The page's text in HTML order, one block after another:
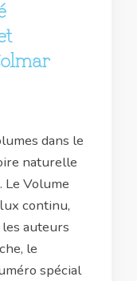
dans le
naturelle
Le Volume
continu,
auteurs
le
spécial